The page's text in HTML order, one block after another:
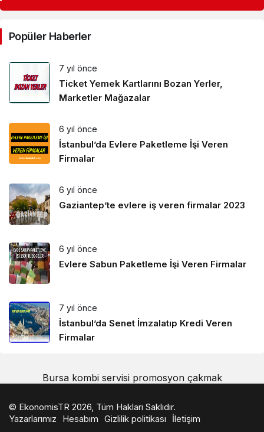
Popüler Haberler
7 yıl önce
Ticket Yemek Kartlarını Bozan Yerler,
Marketler Mağazalar
6 yıl önce
İstanbul’da Evlere Paketleme İşi Veren
Firmalar
6 yıl önce
Gaziantep’te evlere iş veren firmalar 2023
6 yıl önce
Evlere Sabun Paketleme İşi Veren Firmalar
7 yıl önce
İstanbul’da Senet İmzalatıp Kredi Veren
Firmalar
Bursa kombi servisi promosyon çakmak
© EkonomisTR 2026, Tüm Hakları Saklıdır.
Yazarlarımız
Hesabım Gizlilik politikası İletişim